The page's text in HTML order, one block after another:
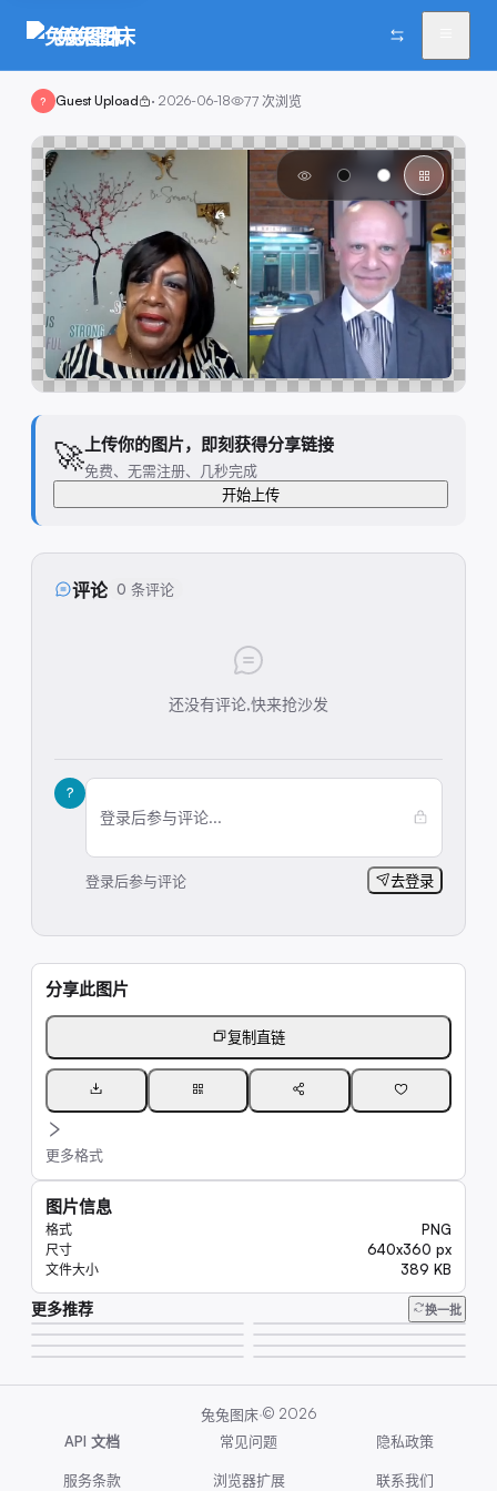
兔兔图床
? Guest Upload · 2026-06-18 77 次浏览
🚀上传你的图片，即刻获得分享链接
免费、无需注册、几秒完成
开始上传
评论 0 条评论
还没有评论,快来抢沙发
?
登录后参与评论...
登录后参与评论 去登录
分享此图片
复制直链
更多格式
图片信息
格式 PNG
尺寸 640x360 px
文件大小 389 KB
更多推荐 换一批
20K
23K
29K
8.4K
8.2K
46K
6.6K
兔兔图床·© 2026
API 文档
常见问题 隐私政策
服务条款 浏览器扩展 联系我们